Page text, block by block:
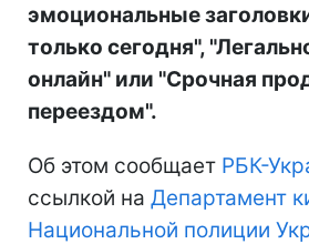
эмоциональные
только сегодня",
онлайн" или "Срочная
переездом".
Об этом сообщает РБК-
ссылкой на Департамент
Национальной полиции